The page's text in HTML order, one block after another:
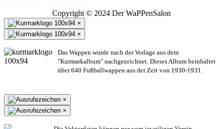
Copyright © 2024 Der WaPPenSalon
×
×
Das Wappen wurde nach der Vorlage aus dem
"Kurmarkalbum" nachgezeichnet. Dieses Album beinhaltet
über 640 Fußballwappen aus der Zeit von 1930-1931.
×
×